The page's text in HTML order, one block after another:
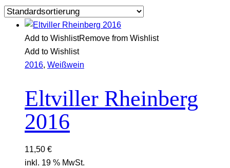
Add to WishlistRemove from Wishlist
Add to Wishlist
2016, Weißwein
Eltviller Rheinberg
2016
11,50 €
inkl. 19 % MwSt.